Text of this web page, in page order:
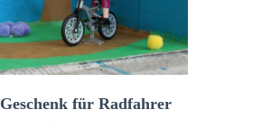
Geschenk für Radfahrer